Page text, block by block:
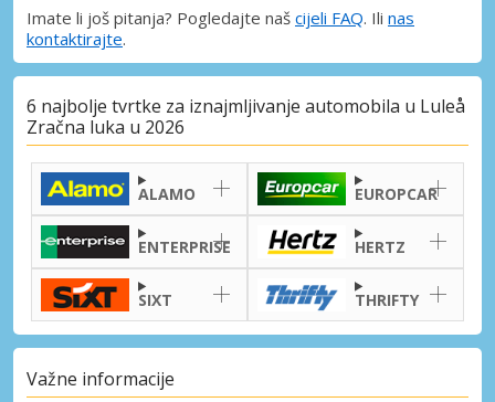
Imate li još pitanja? Pogledajte naš cijeli FAQ. Ili nas
kontaktirajte.
6 najbolje tvrtke za iznajmljivanje automobila u Luleå
Zračna luka u 2026
ALAMO EUROPCAR
ENTERPRISE HERTZ
SIXT THRIFTY
Važne informacije